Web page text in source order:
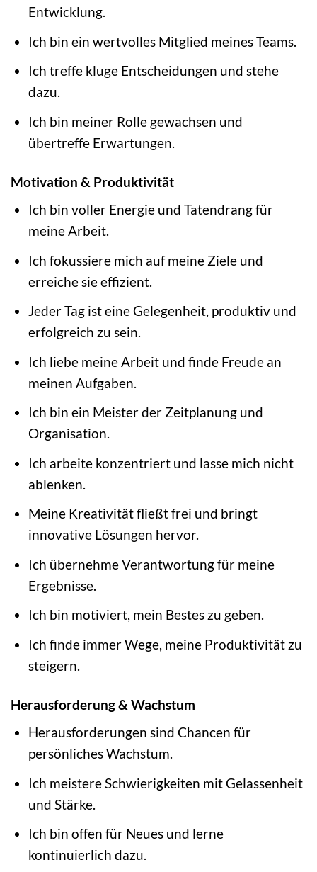
Entwicklung.
Ich bin ein wertvolles Mitglied meines Teams.
Ich treffe kluge Entscheidungen und stehe
dazu.
Ich bin meiner Rolle gewachsen und
übertreffe Erwartungen.
Motivation & Produktivität
Ich bin voller Energie und Tatendrang für
meine Arbeit.
Ich fokussiere mich auf meine Ziele und
erreiche sie effizient.
Jeder Tag ist eine Gelegenheit, produktiv und
erfolgreich zu sein.
Ich liebe meine Arbeit und finde Freude an
meinen Aufgaben.
Ich bin ein Meister der Zeitplanung und
Organisation.
Ich arbeite konzentriert und lasse mich nicht
ablenken.
Meine Kreativität fließt frei und bringt
innovative Lösungen hervor.
Ich übernehme Verantwortung für meine
Ergebnisse.
Ich bin motiviert, mein Bestes zu geben.
Ich finde immer Wege, meine Produktivität zu
steigern.
Herausforderung & Wachstum
Herausforderungen sind Chancen für
persönliches Wachstum.
Ich meistere Schwierigkeiten mit Gelassenheit
und Stärke.
Ich bin offen für Neues und lerne
kontinuierlich dazu.